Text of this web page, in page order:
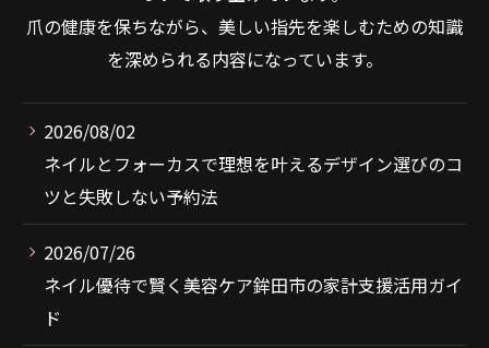
爪の健康を保ちながら、美しい指先を楽しむための知識
を深められる内容になっています。
2026/08/02
ネイルとフォーカスで理想を叶えるデザイン選びのコ
ツと失敗しない予約法
2026/07/26
ネイル優待で賢く美容ケア鉾田市の家計支援活用ガイ
ド